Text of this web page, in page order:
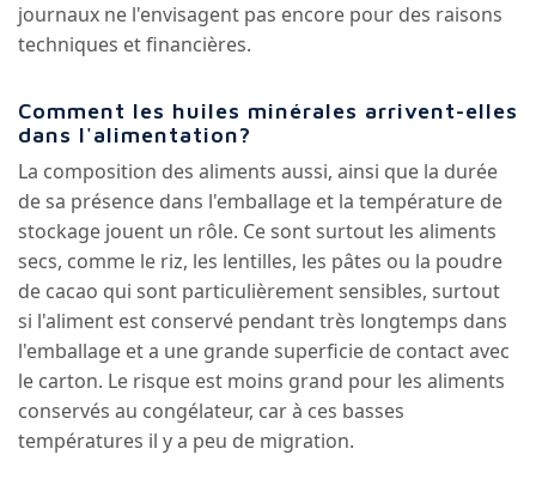
journaux ne l'envisagent pas encore pour des raisons
techniques et financières.
Comment les huiles minérales arrivent-elles
dans l'alimentation?
La composition des aliments aussi, ainsi que la durée
de sa présence dans l'emballage et la température de
stockage jouent un rôle. Ce sont surtout les aliments
secs, comme le riz, les lentilles, les pâtes ou la poudre
de cacao qui sont particulièrement sensibles, surtout
si l'aliment est conservé pendant très longtemps dans
l'emballage et a une grande superficie de contact avec
le carton. Le risque est moins grand pour les aliments
conservés au congélateur, car à ces basses
températures il y a peu de migration.